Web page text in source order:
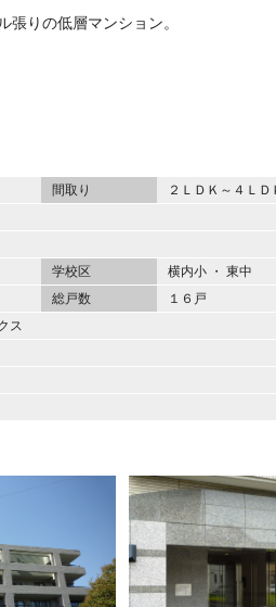
張りの低層マンション。
間取り
２ＬＤＫ～４ＬＤ
学校区
横内小 ・ 東中
総戸数
１６戸
ス